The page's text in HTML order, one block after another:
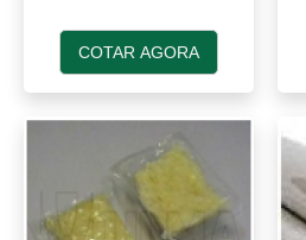
COTAR AGORA